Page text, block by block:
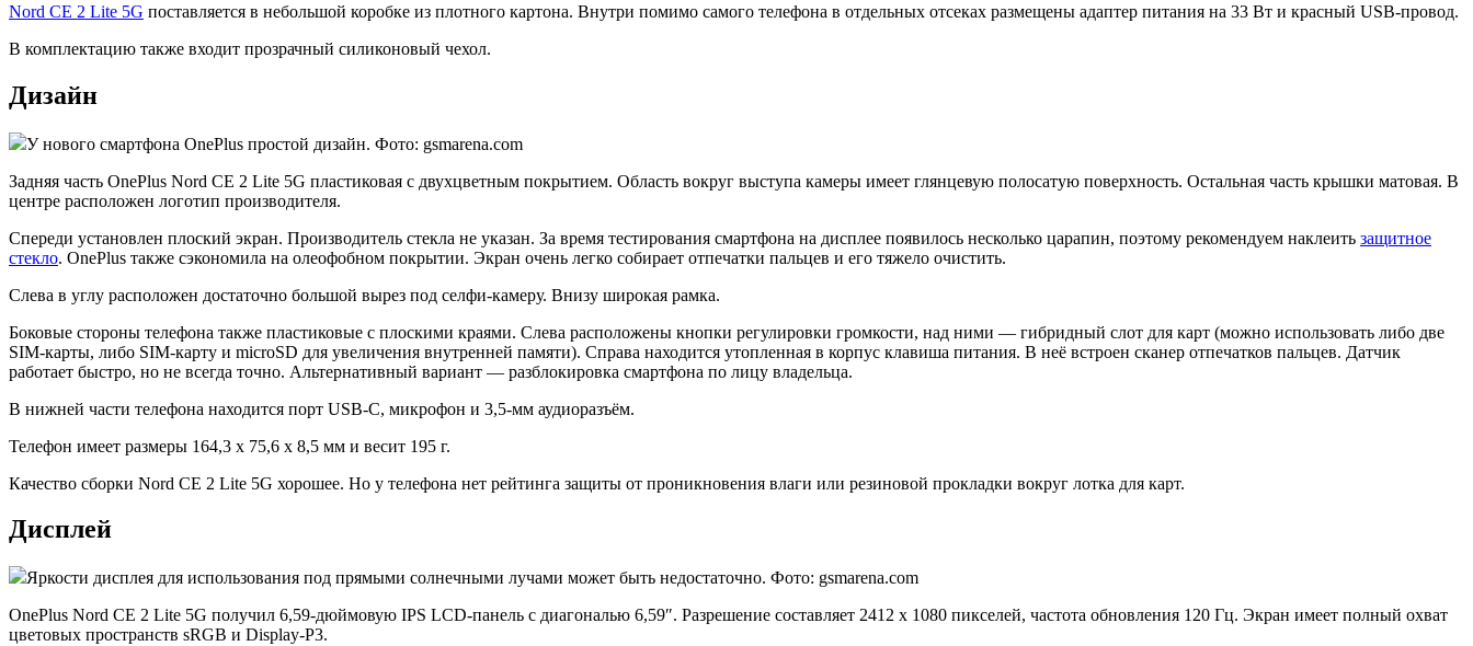
Nord CE 2 Lite 5G поставляется в небольшой коробке из плотного картона. Внутри помимо самого телефона в отдельных отсеках размещены адаптер питания на 33 Вт и красный USB-провод.
В комплектацию также входит прозрачный силиконовый чехол.
Дизайн
У нового смартфона OnePlus простой дизайн. Фото: gsmarena.com
Задняя часть OnePlus Nord CE 2 Lite 5G пластиковая с двухцветным покрытием. Область вокруг выступа камеры имеет глянцевую полосатую поверхность. Остальная часть крышки матовая. В
центре расположен логотип производителя.
Спереди установлен плоский экран. Производитель стекла не указан. За время тестирования смартфона на дисплее появилось несколько царапин, поэтому рекомендуем наклеить защитное
стекло. OnePlus также сэкономила на олеофобном покрытии. Экран очень легко собирает отпечатки пальцев и его тяжело очистить.
Слева в углу расположен достаточно большой вырез под селфи-камеру. Внизу широкая рамка.
Боковые стороны телефона также пластиковые с плоскими краями. Слева расположены кнопки регулировки громкости, над ними — гибридный слот для карт (можно использовать либо две
SIM-карты, либо SIM-карту и microSD для увеличения внутренней памяти). Справа находится утопленная в корпус клавиша питания. В неё встроен сканер отпечатков пальцев. Датчик
работает быстро, но не всегда точно. Альтернативный вариант — разблокировка смартфона по лицу владельца.
В нижней части телефона находится порт USB-C, микрофон и 3,5-мм аудиоразъём.
Телефон имеет размеры 164,3 х 75,6 х 8,5 мм и весит 195 г.
Качество сборки Nord CE 2 Lite 5G хорошее. Но у телефона нет рейтинга защиты от проникновения влаги или резиновой прокладки вокруг лотка для карт.
Дисплей
Яркости дисплея для использования под прямыми солнечными лучами может быть недостаточно. Фото: gsmarena.com
OnePlus Nord CE 2 Lite 5G получил 6,59-дюймовую IPS LCD-панель с диагональю 6,59″. Разрешение составляет 2412 x 1080 пикселей, частота обновления 120 Гц. Экран имеет полный охват
цветовых пространств sRGB и Display-P3.